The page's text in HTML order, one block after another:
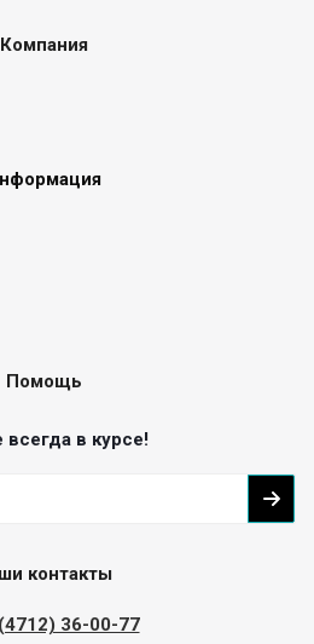
Компания
Помощь
всегда в курсе!
контакты
36-00-77